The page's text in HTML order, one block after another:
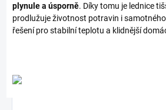
plynule a úsporně. Díky tomu je lednice
prodlužuje životnost potravin i
řešení pro stabilní teplotu a klidnější